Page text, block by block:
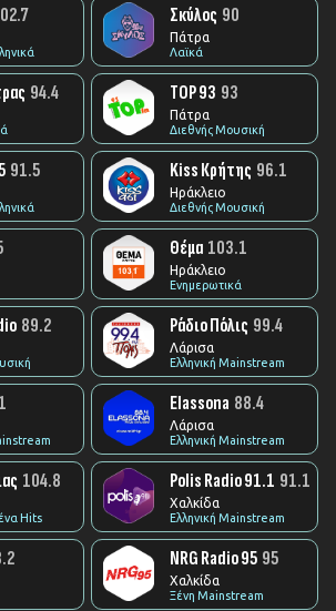
Σκύλος 90
Πάτρα
Λαϊκά
94.4 TOP 93 93
Πάτρα
Διεθνής Μουσική
91.5 Kiss Κρήτης 96.1
Ηράκλειο
Διεθνής Μουσική
Θέμα 103.1
Ηράκλειο
Ενημερωτικά
89.2 Ράδιο Πόλις 99.4
Λάρισα
Ελληνική Mainstream
Elassona 88.4
Λάρισα
Ελληνική Mainstream
104.8
Hits
Polis Radio 91.1 91.1
Χαλκίδα
Ελληνική Mainstream
NRG Radio 95 95
Χαλκίδα
Ξένη Mainstream